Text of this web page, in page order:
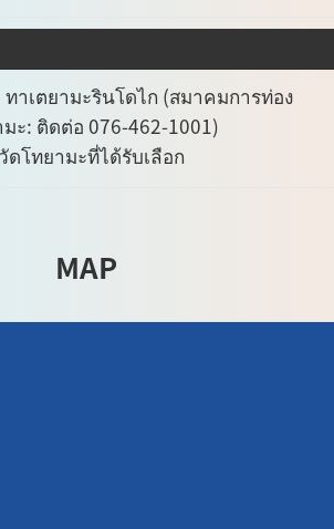
าเตยามะรินโดไก (สมาคมการท่อง
มะ: ติดต่อ 076-462-1001)
ดโทยามะที่ได้รับเลือก
MAP